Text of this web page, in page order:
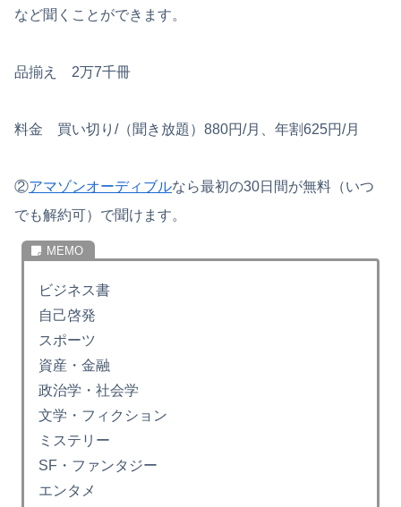
など聞くことができます。
品揃え 2万7千冊
料金 買い切り/（聞き放題）880円/月、年割625円/月
②アマゾンオーディブルなら最初の30日間が無料（いつ
でも解約可）で聞けます。
ビジネス書
自己啓発
スポーツ
資産・金融
政治学・社会学
文学・フィクション
ミステリー
SF・ファンタジー
エンタメ